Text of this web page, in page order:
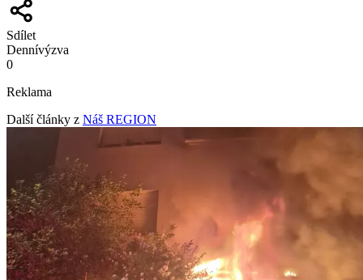
Sdílet
Dennívýzva
0
Reklama
Další články z Náš REGION